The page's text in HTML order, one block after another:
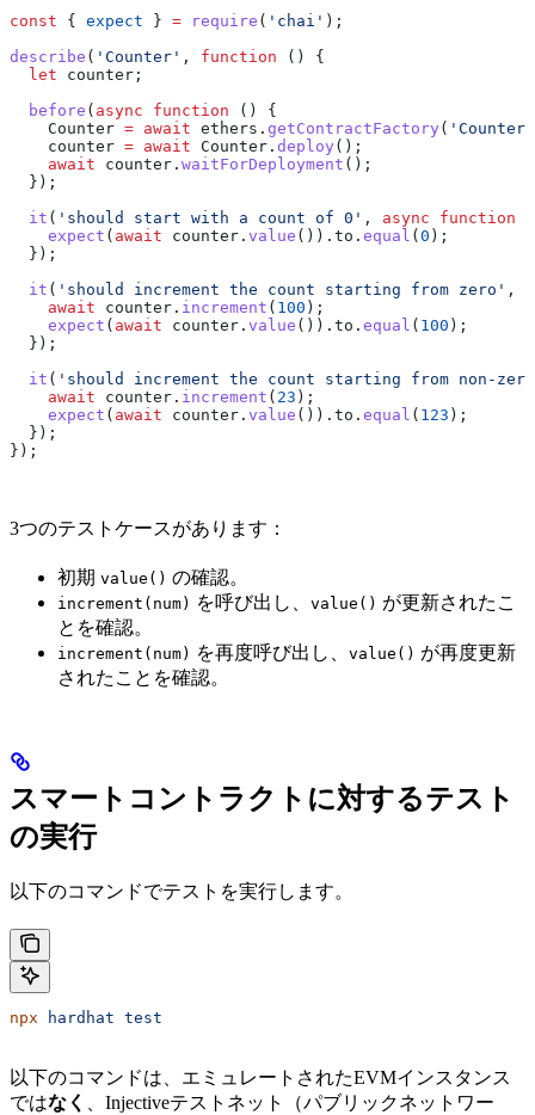
const { expect } = require ( 'chai' );
describe ( 'Counter' , function () {
  let
counter ;
  before
( async function () {
    Counter
= await ethers . getContractFactory ( 'Counter'
    counter
= await Counter . deploy ();
    await
counter . waitForDeployment ();
  });
  it
( 'should start with a count of 0' , async function
    expect
( await counter . value ()). to . equal ( 0 );
  });
  it
( 'should increment the count starting from zero' ,
    await
counter . increment ( 100 );
    expect
( await counter . value ()). to . equal ( 100 );
  });
  it
( 'should increment the count starting from non-
    await
counter . increment ( 23 );
    expect
( await counter . value ()). to . equal ( 123 );
  });
});
3つのテストケースがあります：
初期 value() の確認。
increment(num) を呼び出し、 value() が更新されたこ
とを確認。
increment(num) を再度呼び出し、 value() が再度更新
されたことを確認。
スマートコントラクトに対するテスト
の実行
以下のコマンドでテストを実行します。
npx hardhat test
以下のコマンドは、エミュレートされたEVMインスタンス
ではなく
、Injectiveテストネット（パブリックネットワー